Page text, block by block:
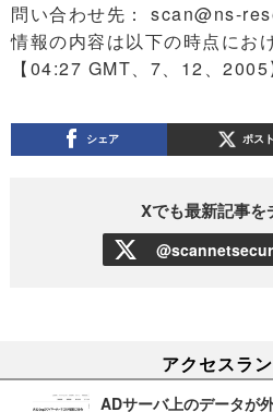
問い合わせ先： scan@ns-
情報の内容は以下の時点にお
【04:27 GMT、7、12、2005
シェア ポスト
Xでも最新記事を
アクセスラ
ADサーバ上のデータが